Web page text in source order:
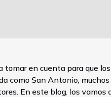
tomar en cuenta para que
como San Antonio,
En este blog, los